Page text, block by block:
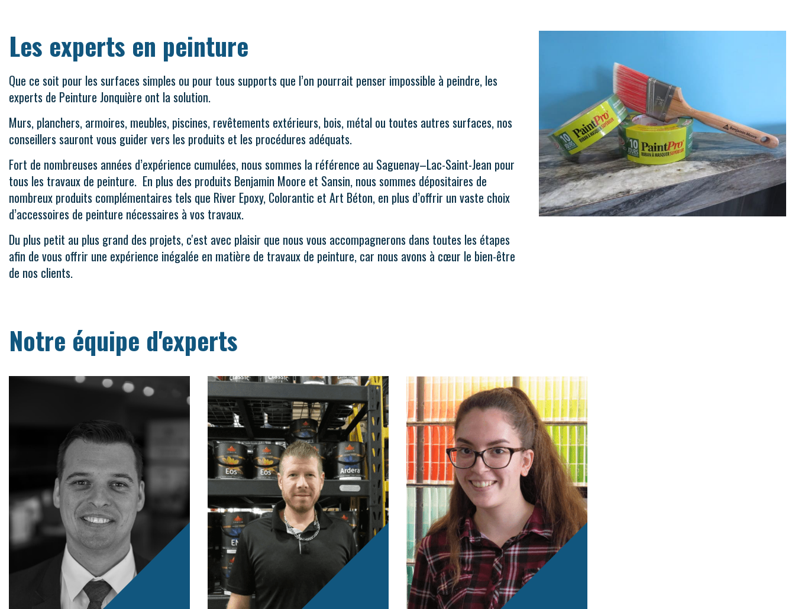
Les experts en peinture
Que ce soit pour les surfaces simples ou pour tous supports que l’on pourrait penser impossible à peindre, les
experts de Peinture Jonquière ont la solution.
Murs, planchers, armoires, meubles, piscines, revêtements extérieurs, bois, métal ou toutes autres surfaces, nos
conseillers sauront vous guider vers les produits et les procédures adéquats.
Fort de nombreuses années d’expérience cumulées, nous sommes la référence au Saguenay–Lac-Saint-Jean pour
tous les travaux de peinture. En plus des produits Benjamin Moore et Sansin, nous sommes dépositaires de
nombreux produits complémentaires tels que River Epoxy, Colorantic et Art Béton, en plus d’offrir un vaste choix
d’accessoires de peinture nécessaires à vos travaux.
Du plus petit au plus grand des projets, c'est avec plaisir que nous vous accompagnerons dans toutes les étapes
afin de vous offrir une expérience inégalée en matière de travaux de peinture, car nous avons à cœur le bien-être
de nos clients.
Notre équipe d'experts